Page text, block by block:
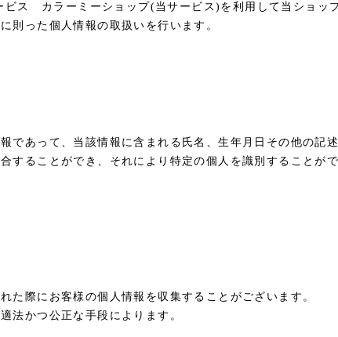
ビス カラーミーショップ(当サービス)を利用して当ショッ
に則った個人情報の取扱いを行います。
であって、当該情報に含まれる氏名、生年月日その他の記
することができ、それにより特定の個人を識別することが
た際にお客様の個人情報を収集することがございます。
法かつ公正な手段によります。